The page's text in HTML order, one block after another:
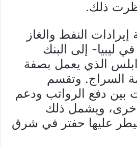
ذلك.
النفط والغاز
ليبيا- إلى البنك
الذي يعمل بصفة
السراج. وتقسم
بين دفع الرواتب ودعم
ويشمل ذلك
عليها حفتر في شرق